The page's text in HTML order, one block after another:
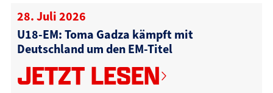
28. Juli 2026
U18-EM: Toma Gadza kämpft mit
Deutschland um den EM-Titel
JETZT LESEN